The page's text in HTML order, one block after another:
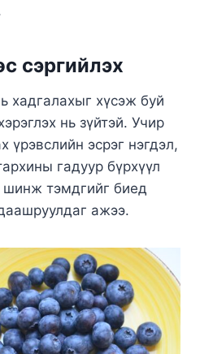
сэргийлэх
хадгалахыг хүсэж буй
нь зүйтэй. Учир
үрэвслийн эсрэг нэгдэл,
гадуур бүрхүүл
шинж тэмдгийг биед
ажээ.